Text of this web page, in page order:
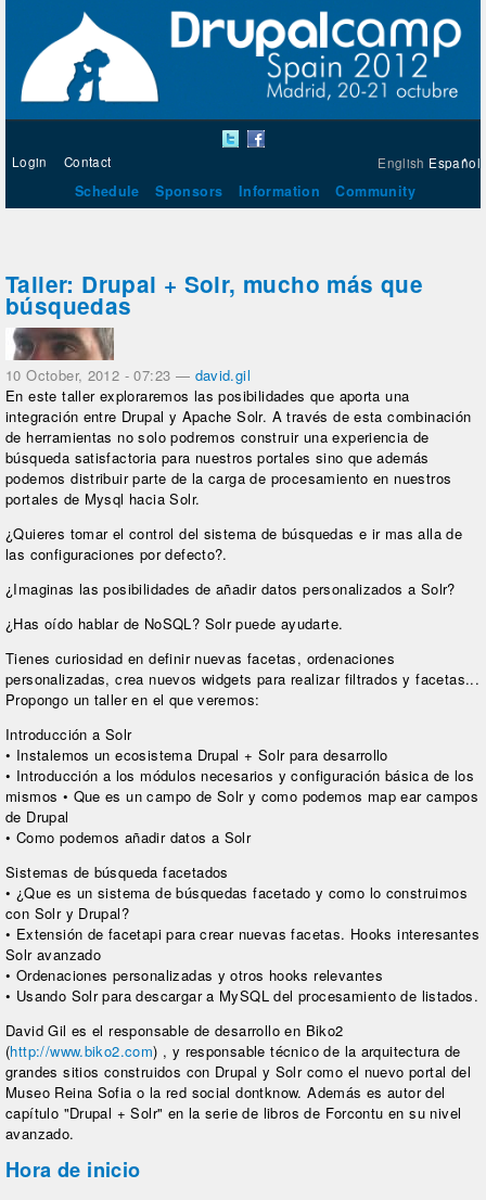
English Español
Login Contact
Schedule Sponsors Information Community
Taller: Drupal + Solr, mucho más que
búsquedas
10 October, 2012 - 07:23 — david.gil
En este taller exploraremos las posibilidades que aporta una
integración entre Drupal y Apache Solr. A través de esta combinación
de herramientas no solo podremos construir una experiencia de
búsqueda satisfactoria para nuestros portales sino que además
podemos distribuir parte de la carga de procesamiento en nuestros
portales de Mysql hacia Solr.
¿Quieres tomar el control del sistema de búsquedas e ir mas alla de
las configuraciones por defecto?.
¿Imaginas las posibilidades de añadir datos personalizados a Solr?
¿Has oído hablar de NoSQL? Solr puede ayudarte.
Tienes curiosidad en definir nuevas facetas, ordenaciones
personalizadas, crea nuevos widgets para realizar filtrados y facetas...
Propongo un taller en el que veremos:
Introducción a Solr
• Instalemos un ecosistema Drupal + Solr para desarrollo
• Introducción a los módulos necesarios y configuración básica de los
mismos • Que es un campo de Solr y como podemos map ear campos
de Drupal
• Como podemos añadir datos a Solr
Sistemas de búsqueda facetados
• ¿Que es un sistema de búsquedas facetado y como lo construimos
con Solr y Drupal?
• Extensión de facetapi para crear nuevas facetas. Hooks interesantes
Solr avanzado
• Ordenaciones personalizadas y otros hooks relevantes
• Usando Solr para descargar a MySQL del procesamiento de listados.
David Gil es el responsable de desarrollo en Biko2
(http://www.biko2.com) , y responsable técnico de la arquitectura de
grandes sitios construidos con Drupal y Solr como el nuevo portal del
Museo Reina Sofia o la red social dontknow. Además es autor del
capítulo "Drupal + Solr" en la serie de libros de Forcontu en su nivel
avanzado.
Hora de inicio